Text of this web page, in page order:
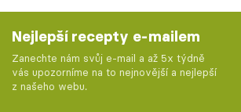
Nejlepší recepty e-mailem
Zanechte nám svůj e-mail a až 5x týdně
vás upozorníme na to nejnovější a nejlepší
z našeho webu.